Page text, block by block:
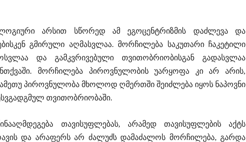
არსით სწორედ ამ ეგოცენტრიზმის დაძლევა და
გმირული აღმასვლაა. მორჩილება საკუთარი ჩაკეტილი
და გამკვრივებული თვითობრიობისგან გადასვლაა
მორჩილება პიროვნულობის უარყოფა კი არ არის,
პიროვნულობა მხოლოდ ღმერთში შეიძლება იყოს ნაპოვნი
თვითობრიობაში.
თავისუფლებას, არამედ თავისუფლების აქტს
და არაფერს არ ძალუძს დამაძალოს მორჩილება, გარდა